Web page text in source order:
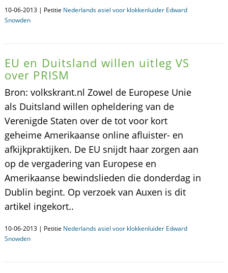
10-06-2013 | Petitie Nederlands asiel voor klokkenluider Edward
Snowden
EU en Duitsland willen uitleg VS
over PRISM
Bron: volkskrant.nl Zowel de Europese Unie
als Duitsland willen opheldering van de
Verenigde Staten over de tot voor kort
geheime Amerikaanse online afluister- en
afkijkpraktijken. De EU snijdt haar zorgen aan
op de vergadering van Europese en
Amerikaanse bewindslieden die donderdag in
Dublin begint. Op verzoek van Auxen is dit
artikel ingekort..
10-06-2013 | Petitie Nederlands asiel voor klokkenluider Edward
Snowden